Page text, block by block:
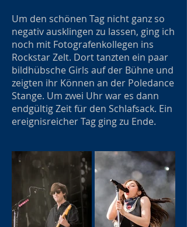
Um den schönen Tag nicht ganz so
negativ ausklingen zu lassen, ging ich
noch mit Fotografenkollegen ins
Rockstar Zelt. Dort tanzten ein paar
bildhübsche Girls auf der Bühne und
zeigten ihr Können an der Poledance
Stange. Um zwei Uhr war es dann
endgültig Zeit für den Schlafsack. Ein
ereignisreicher Tag ging zu Ende.